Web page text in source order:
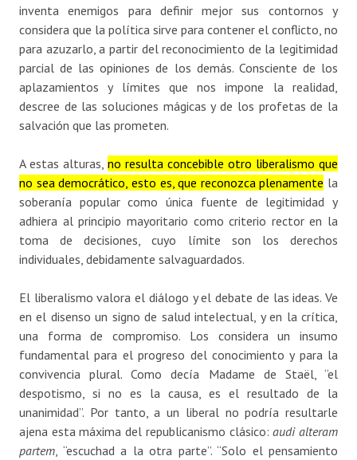
inventa enemigos para definir mejor sus contornos y
considera que la política sirve para contener el conflicto, no
para azuzarlo, a partir del reconocimiento de la legitimidad
parcial de las opiniones de los demás. Consciente de los
aplazamientos y límites que nos impone la realidad,
descree de las soluciones mágicas y de los profetas de la
salvación que las prometen.
A estas alturas, no resulta concebible otro liberalismo que
no sea democrático, esto es, que reconozca plenamente la
soberanía popular como única fuente de legitimidad y
adhiera al principio mayoritario como criterio rector en la
toma de decisiones, cuyo límite son los derechos
individuales, debidamente salvaguardados.
El liberalismo valora el diálogo y el debate de las ideas. Ve
en el disenso un signo de salud intelectual, y en la crítica,
una forma de compromiso. Los considera un insumo
fundamental para el progreso del conocimiento y para la
convivencia plural. Como decía Madame de Staël, “el
despotismo, si no es la causa, es el resultado de la
unanimidad”. Por tanto, a un liberal no podría resultarle
ajena esta máxima del republicanismo clásico:audi alteram
partem , “escuchad a la otra parte”. “Solo el pensamiento